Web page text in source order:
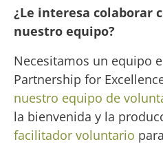
¿Le interesa colaborar
nuestro equipo?
Necesitamos un equipo
Partnership for
nuestro equipo de
la bienvenida y la
facilitador voluntario